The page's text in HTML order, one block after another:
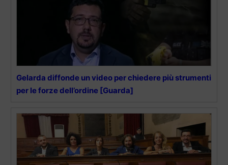
Gelarda diffonde un video per chiedere più strumenti
per le forze dell’ordine [Guarda]